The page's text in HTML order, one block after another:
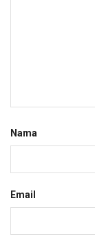
Nama
Email